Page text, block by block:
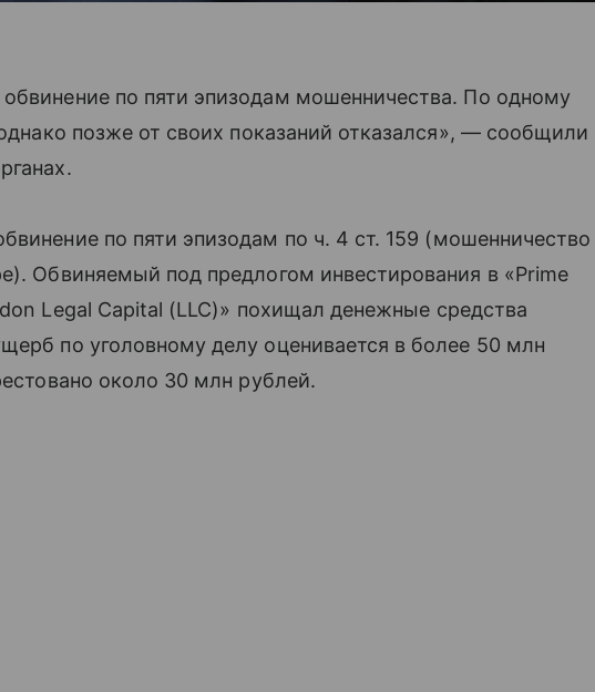
по пяти эпизодам мошенничества. По одному
позже от своих показаний отказался», — сообщили
по пяти эпизодам по ч. 4 ст. 159 (мошенничество
Обвиняемый под предлогом инвестирования в «Prime
Legal Capital (LLC)» похищал денежные средства
по уголовному делу оценивается в более 50 млн
около 30 млн рублей.